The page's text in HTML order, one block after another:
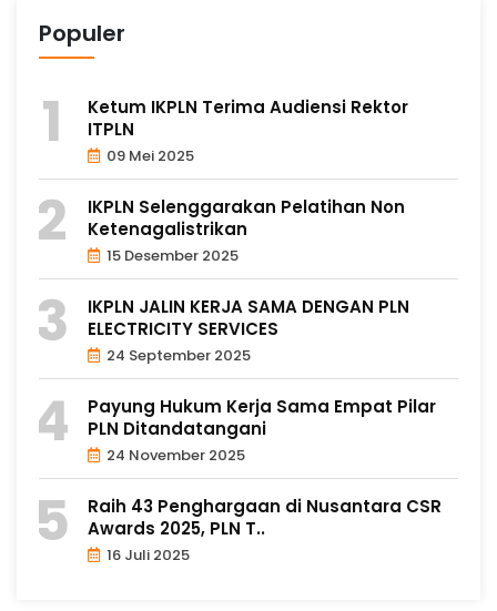
Populer
Ketum IKPLN Terima Audiensi Rektor
ITPLN
09 Mei 2025
IKPLN Selenggarakan Pelatihan Non
Ketenagalistrikan
15 Desember 2025
IKPLN JALIN KERJA SAMA DENGAN PLN
ELECTRICITY SERVICES
24 September 2025
Payung Hukum Kerja Sama Empat Pilar
PLN Ditandatangani
24 November 2025
Raih 43 Penghargaan di Nusantara CSR
Awards 2025, PLN T..
16 Juli 2025